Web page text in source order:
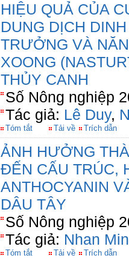
HIỆU QUẢ CỦA
DUNG DỊCH
TRƯỞNG VÀ
XOONG
THỦY CANH
Số Nông nghiệp
Tác giả: Lê Duy,
Tóm tắt Tải về Trích dẫn
ẢNH HƯỞNG
ĐẾN CẤU TRÚC,
ANTHOCYANIN
DÂU TÂY
Số Nông nghiệp
Tác giả: Nhan
Tóm tắt Tải về Trích dẫn